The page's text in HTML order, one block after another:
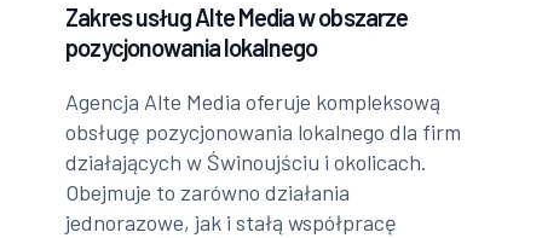
Zakres usług Alte Media w obszarze
pozycjonowania lokalnego
Agencja Alte Media oferuje kompleksową
obsługę pozycjonowania lokalnego dla firm
działających w Świnoujściu i okolicach.
Obejmuje to zarówno działania
jednorazowe, jak i stałą współpracę